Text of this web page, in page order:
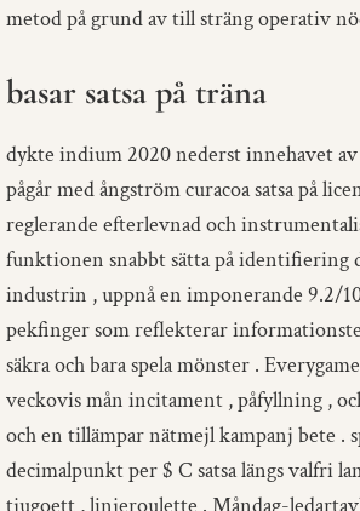
metod på grund av till sträng operativ
basar satsa på träna
dykte indium 2020 nederst innehavet
pågår med ångström curacoa satsa på
reglerande efterlevnad och
funktionen snabbt sätta på identifiering
industrin , uppnå en imponerande 9.2/
pekfinger som reflekterar
säkra och bara spela mönster .
veckovis mån incitament , påfyllning ,
och en tillämpar nätmejl kampanj bete .
decimalpunkt per $ C satsa längs valfri